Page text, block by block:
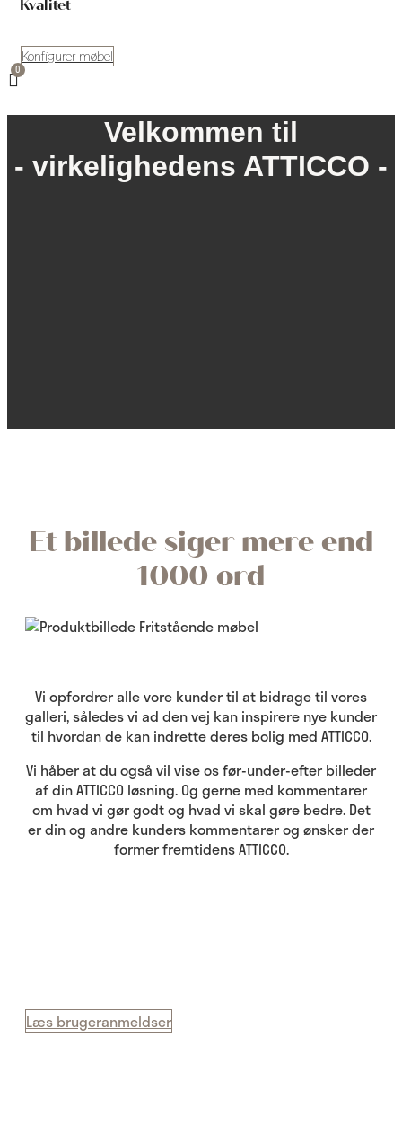
Kvalitet
Konfigurer møbel
Velkommen til
- virkelighedens ATTICCO -
Et billede siger mere end
1000 ord
Vi opfordrer alle vore kunder til at bidrage til vores
galleri, således vi ad den vej kan inspirere nye kunder
til hvordan de kan indrette deres bolig med ATTICCO.
Vi håber at du også vil vise os før-under-efter billeder
af din ATTICCO løsning. Og gerne med kommentarer
om hvad vi gør godt og hvad vi skal gøre bedre. Det
er din og andre kunders kommentarer og ønsker der
former fremtidens ATTICCO.
Læs brugeranmeldser